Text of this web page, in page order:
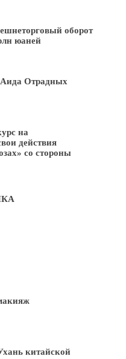
оборот
юаней
Отрадных
на
действия
со стороны
китайской